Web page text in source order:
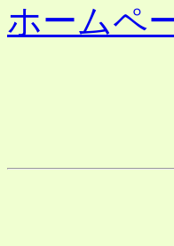
ホームペ